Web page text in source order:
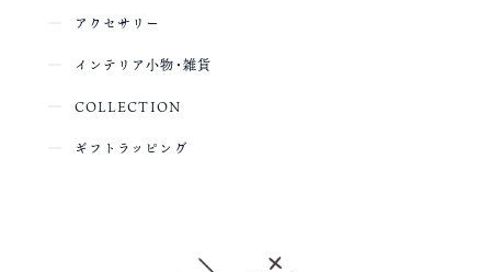
アクセサリー
インテリア小物・雑貨
COLLECTION
ギフトラッピング